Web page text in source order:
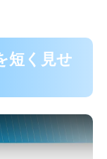
短く見せ